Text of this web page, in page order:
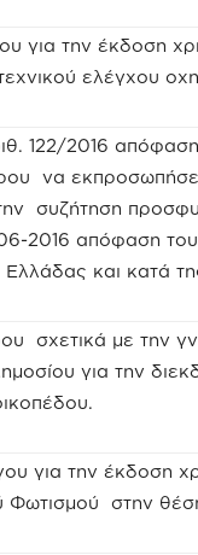
για την έκδοση
ελέγχου
122/2016
να
συζήτηση
2016 απόφαση
Ελλάδας και κατά
σχετικά με την
για την
για την έκδοση
Φωτισμού στην